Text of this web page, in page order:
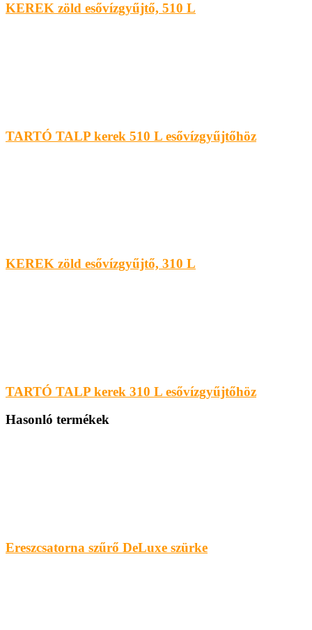
KEREK zöld esővízgyűjtő, 510 L
TARTÓ TALP kerek 510 L esővízgyűjtőhöz
KEREK zöld esővízgyűjtő, 310 L
TARTÓ TALP kerek 310 L esővízgyűjtőhöz
Hasonló termékek
Ereszcsatorna szűrő DeLuxe szürke